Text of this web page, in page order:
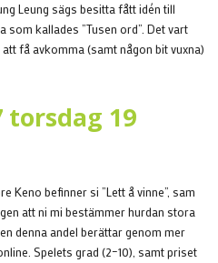
Leung sägs besitta fått idén till
kallades ”Tusen ord”. Det vart
få avkomma (samt någon bit vuxna)
torsdag 19
Keno befinner si ”Lett å vinne”, sam
att ni mi bestämmer hurdan stora
denna andel berättar genom mer
Spelets grad (2–10), samt priset